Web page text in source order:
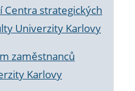
Centra strategických
Univerzity Karlovy
zaměstnanců
Karlovy